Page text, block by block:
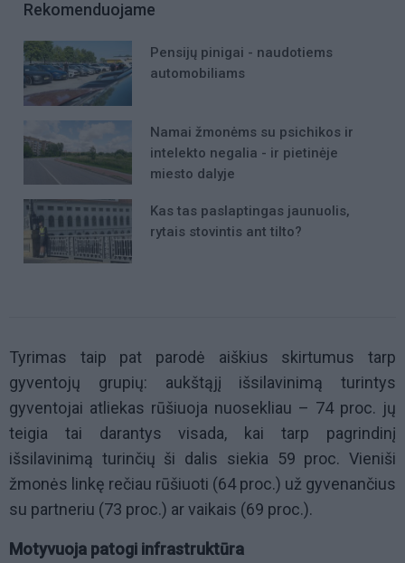
Rekomenduojame
Pensijų pinigai - naudotiems
automobiliams
Namai žmonėms su psichikos ir
intelekto negalia - ir pietinėje
miesto dalyje
Kas tas paslaptingas jaunuolis,
rytais stovintis ant tilto?
Tyrimas taip pat parodė aiškius skirtumus tarp
gyventojų grupių: aukštąjį išsilavinimą turintys
gyventojai atliekas rūšiuoja nuosekliau – 74 proc. jų
teigia tai darantys visada, kai tarp pagrindinį
išsilavinimą turinčių ši dalis siekia 59 proc. Vieniši
žmonės linkę rečiau rūšiuoti (64 proc.) už gyvenančius
su partneriu (73 proc.) ar vaikais (69 proc.).
Motyvuoja patogi infrastruktūra